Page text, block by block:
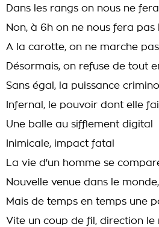
Dans les rangs on nous ne
Non, à 6h on ne nous fera pas
A la carotte, on ne marche
Désormais, on refuse de tout
Sans égal, la puissance
Infernal, le pouvoir dont elle
Une balle au sifflement digital
Inimicale, impact fatal
La vie d'un homme se
Nouvelle venue dans le
Mais de temps en temps une
Vite un coup de fil, direction le